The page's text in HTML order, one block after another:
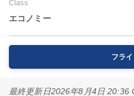
Class
エコノミー
フラ
最終更新日2026年8月4日 20:36